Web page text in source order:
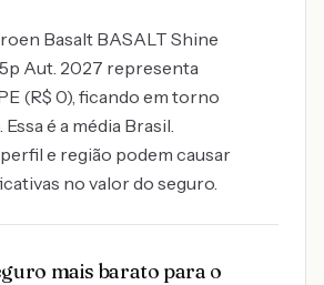
Basalt BASALT Shine
Aut. 2027 representa
(R$ 0), ficando em torno
é a média Brasil.
e região podem causar
no valor do seguro.
mais barato para o